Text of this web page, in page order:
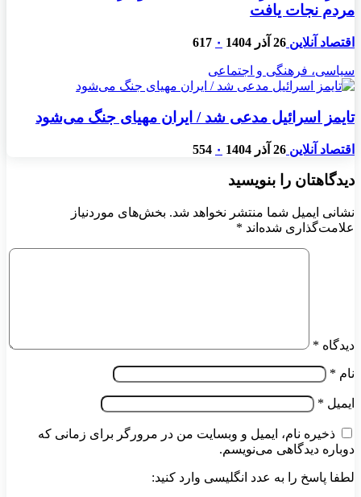
مردم نجات یافت
اقتصاد آنلاین 26 آذر 1404 ۰ 617
سیاسی، فرهنگی و اجتماعی
تایمز اسرائیل مدعی شد / ایران مهیای جنگ می‌شود
اقتصاد آنلاین 26 آذر 1404 ۰ 554
دیدگاهتان را بنویسید
نشانی ایمیل شما منتشر نخواهد شد. بخش‌های موردنیاز
علامت‌گذاری شده‌اند *
دیدگاه *
نام *
ایمیل *
ذخیره نام، ایمیل و وبسایت من در مرورگر برای زمانی که
دوباره دیدگاهی می‌نویسم.
لطفا پاسخ را به عدد انگلیسی وارد کنید: